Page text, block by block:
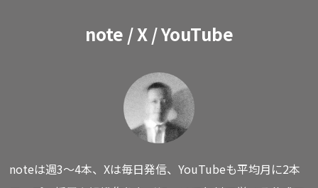
note / X / YouTube
noteは週3〜4本、Xは毎日発信、YouTubeも平均月に2本